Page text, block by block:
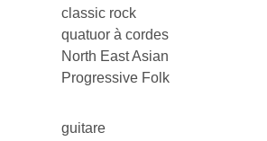
classic rock
quatuor à cordes
North East Asian
Progressive Folk
guitare